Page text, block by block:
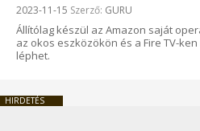
Beküldve:
2023-11-15 Szerző: GURU
Állítólag készül az Amazon saját
az okos eszközökön és a Fire TV-
léphet.
HIRDETÉS